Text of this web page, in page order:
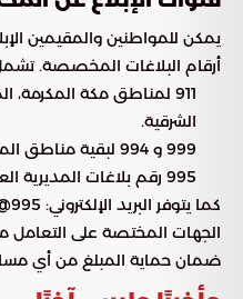
يمكن للمواطنين والمقيمين
أرقام البلاغات المخصصة.
911 لمناطق مكة المكرمة،
الشرقية.
999 و 994 لبقية مناطق المملكة.
995 رقم بلاغات المديرية العامة لمكافحة المخدرات.
الجهات المختصة على التعامل
ضمان حماية المبلغ من أي